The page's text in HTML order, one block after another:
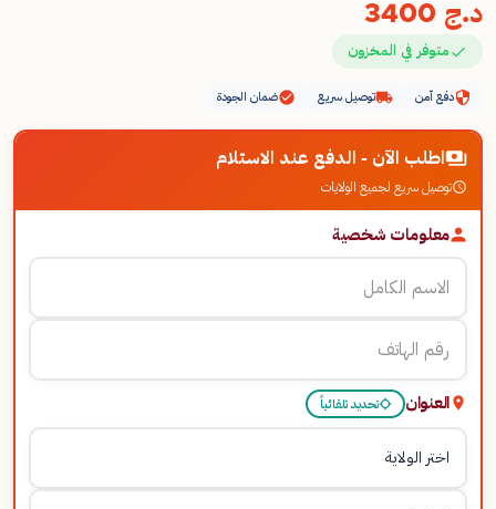
د.ج
متوفر في المخزون
دفع آمن توصيل سريع ضمان الجودة
اطلب الآن - الدفع عند الاستلام
توصيل سريع لجميع الولايات
معلومات شخصية
العنوان تحديد تلقائياً